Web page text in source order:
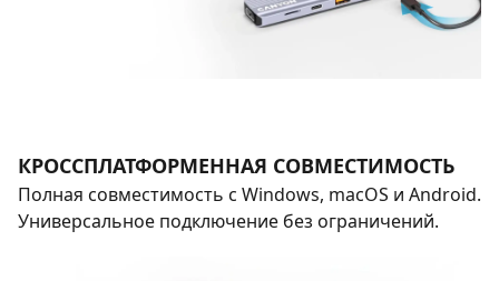
КРОССПЛАТФОРМЕННАЯ СОВМЕСТИМОСТЬ
Полная совместимость с Windows, macOS и Android.
Универсальное подключение без ограничений.